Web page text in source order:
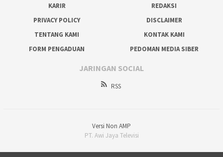
KARIR
REDAKSI
PRIVACY POLICY
DISCLAIMER
TENTANG KAMI
KONTAK KAMI
FORM PENGADUAN
PEDOMAN MEDIA SIBER
JARINGAN SOCIAL
RSS
Versi Non AMP
PT. Awi Jaya Televisi